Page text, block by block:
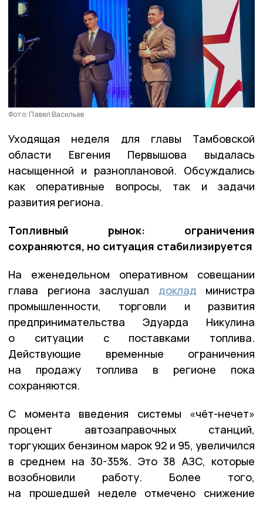
Фото: Павел Васильев
Уходящая неделя для главы Тамбовской
области Евгения Первышова выдалась
насыщенной и разноплановой. Обсуждались
как оперативные вопросы, так и задачи
развития региона.
Топливный рынок: ограничения
сохраняются, но ситуация стабилизируется
На еженедельном оперативном совещании
глава региона заслушал доклад министра
промышленности, торговли и развития
предпринимательства Эдуарда Никулина
о ситуации с поставками топлива.
Действующие временные ограничения
на продажу топлива в регионе пока
сохраняются.
С момента введения системы «чёт-нечет»
процент автозаправочных станций,
торгующих бензином марок 92 и 95, увеличился
в среднем на 30-35%. Это 38 АЗС, которые
возобновили работу. Более того,
на прошедшей неделе отмечено снижение